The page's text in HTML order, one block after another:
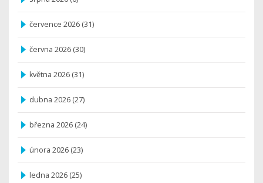
července 2026 (31)
června 2026 (30)
května 2026 (31)
dubna 2026 (27)
března 2026 (24)
února 2026 (23)
ledna 2026 (25)